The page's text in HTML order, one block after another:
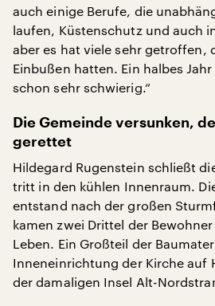
auch einige Berufe, die
laufen, Küstenschutz und auch
aber es hat viele sehr getroffen,
Einbußen hatten. Ein halbes
schon sehr schwierig.“
Die Gemeinde versunken,
gerettet
Hildegard Rugenstein schließt
tritt in den kühlen Innenraum.
entstand nach der großen
kamen zwei Drittel der
Leben. Ein Großteil der
Inneneinrichtung der Kirche auf
der damaligen Insel Alt-